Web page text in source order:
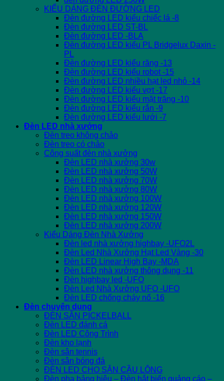
KIỂU DÁNG ĐÈN ĐƯỜNG LED
Đèn đường LED kiểu chiếc lá -8
Đèn đường LED ST-BL
Đèn đường LED -BLA
Đèn đường LED kiểu PL Bridgelux Daxin -
PL
Đèn đường LED kiểu răng -13
Đèn đường LED kiểu robot -15
Đèn đường LED nhiều hạt led nhỏ -14
Đèn đường LED kiểu vợt -17
Đèn đường LED kiểu mặt trăng -10
Đèn đường LED kiểu rắn -9
Đèn đường LED kiểu lưới -7
Đèn LED nhà xưởng
Đèn treo không chảo
Đèn treo có chảo
Công suất đèn nhà xưởng
Đèn LED nhà xưởng 30w
Đèn LED nhà xưởng 50W
Đèn LED nhà xưởng 70W
Đèn LED nhà xưởng 80W
Đèn LED nhà xưởng 100W
Đèn LED nhà xưởng 120W
Đèn LED nhà xưởng 150W
Đèn LED nhà xưởng 200W
Kiểu Dáng Đèn Nhà Xưởng
Đèn led nhà xưởng highbay -UFO2L
Đèn Led Nhà Xưởng Hạt Led Vàng -30
Đèn LED Linear High Bay -MDA
Đèn LED nhà xưởng thông dụng -11
Đèn highbay led -UFO
Đèn Led Nhà Xưởng UFO -UFO
Đèn LED chống cháy nổ -16
Đèn chuyên dụng
ĐÈN SÂN PICKELBALL
Đèn LED đánh cá
Đèn LED Công Trình
Đèn kho lạnh
Đèn sân tennis
Đèn sân bóng đá
ĐÈN LED CHO SÂN CẦU LÔNG
Đèn pha bảng hiệu – Đèn hắt biển quảng cáo –